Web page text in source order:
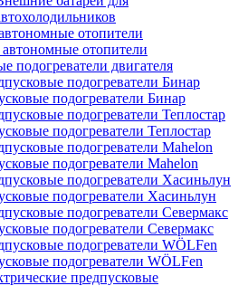
отопители
отопители
подогреватели двигателя
подогреватели Бинар
подогреватели Теплостар
подогреватели Mahelon
подогреватели Хасиньлун
подогреватели Севермакс
подогреватели WÖLFen